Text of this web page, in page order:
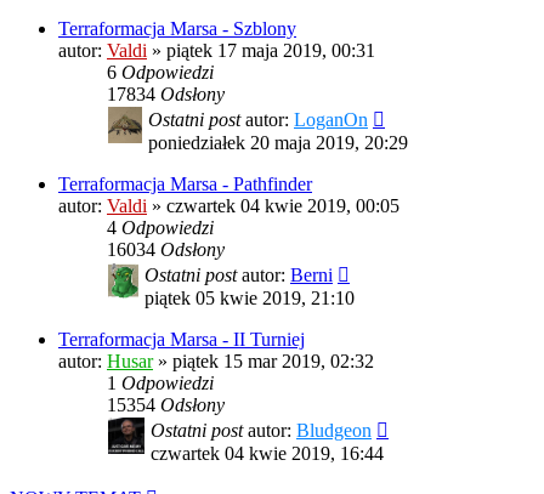
Terraformacja Marsa - Szblony
autor: Valdi » piątek 17 maja 2019, 00:31
6 Odpowiedzi
17834 Odsłony
Ostatni postautor: LoganOn
poniedziałek 20 maja 2019, 20:29
Terraformacja Marsa - Pathfinder
autor: Valdi » czwartek 04 kwie 2019, 00:05
4 Odpowiedzi
16034 Odsłony
Ostatni postautor: Berni
piątek 05 kwie 2019, 21:10
Terraformacja Marsa - II Turniej
autor: Husar» piątek 15 mar 2019, 02:32
1 Odpowiedzi
15354 Odsłony
Ostatni postautor: Bludgeon
czwartek 04 kwie 2019, 16:44